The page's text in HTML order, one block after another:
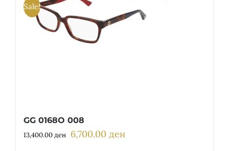
Sale!
GG 0168O 008
13,400.00ден Original
6,700.00 денCurrent